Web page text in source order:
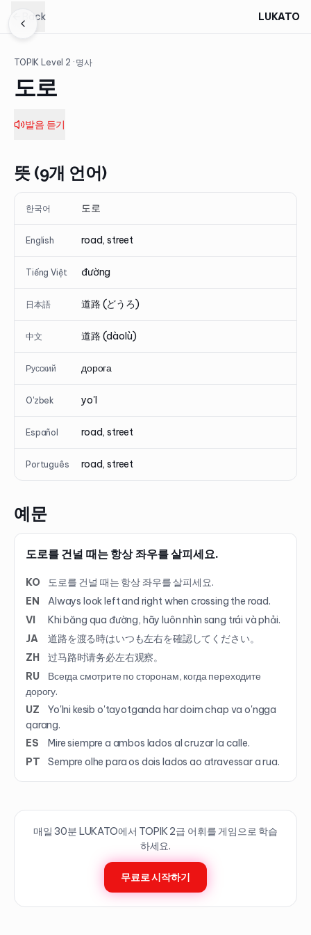
Back LUKATO
TOPIK Level 2 · 명사
도로
발음 듣기
뜻 (9개 언어)
한국어 도로
English road, street
Tiếng Việt đường
日本語 道路 (どうろ)
中文 道路 (dàolù)
Русский дорога
O'zbek yo'l
Español road, street
Português road, street
예문
도로를 건널 때는 항상 좌우를 살피세요.
KO
도로를 건널 때는 항상 좌우를 살피세요.
EN
Always look left and right when crossing the road.
VI
Khi băng qua đường, hãy luôn nhìn sang trái và phải.
JA
道路を渡る時はいつも左右を確認してください。
ZH
过马路时请务必左右观察。
RU
Всегда смотрите по сторонам, когда переходите
дорогу.
UZ
Yo'lni kesib o'tayotganda har doim chap va o'ngga
qarang.
ES
Mire siempre a ambos lados al cruzar la calle.
PT
Sempre olhe para os dois lados ao atravessar a rua.
매일 30분 LUKATO에서 TOPIK2급 어휘를 게임으로 학습
하세요.
무료로 시작하기